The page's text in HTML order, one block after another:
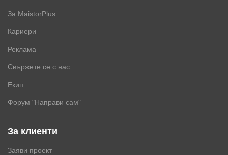
За MaistorPlus
Кариери
Реклама
Свържете се с нас
Екип
Форум "Направи сам"
За клиенти
Заяви проект